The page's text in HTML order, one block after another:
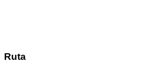
Ruta